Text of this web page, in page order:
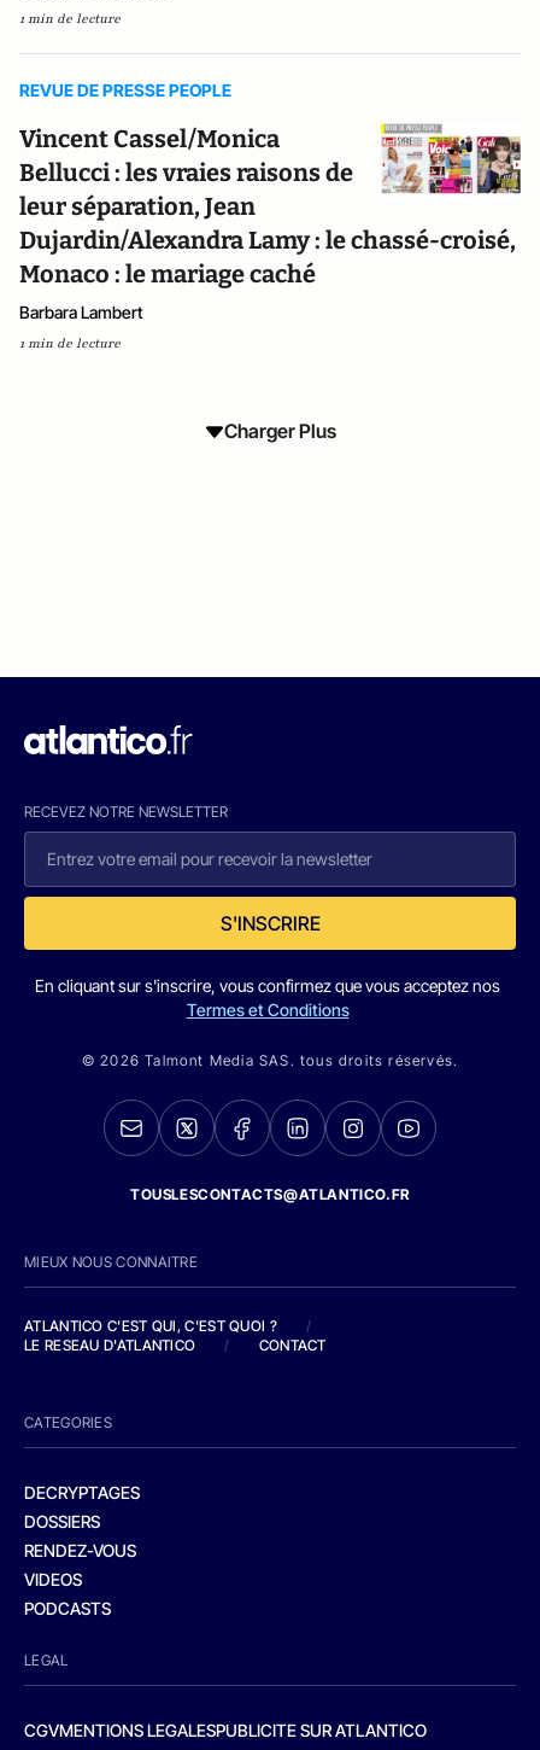
1 min de lecture
REVUE DE PRESSE PEOPLE
Vincent Cassel/Monica
Bellucci : les vraies raisons de
leur séparation, Jean
Dujardin/Alexandra Lamy : le chassé-croisé,
Monaco : le mariage caché
Barbara Lambert
1 min de lecture
Charger Plus
RECEVEZ NOTRE NEWSLETTER
S'INSCRIRE
En cliquant sur s'inscrire, vous confirmez que vous acceptez nos
Termes et Conditions
© 2026 Talmont Media SAS. tous droits réservés.
TOUSLESCONTACTS@ATLANTICO.FR
MIEUX NOUS CONNAITRE
ATLANTICO C'EST QUI, C'EST QUOI ?
/
LE RESEAU D'ATLANTICO
/ CONTACT
CATEGORIES
DECRYPTAGES
DOSSIERS
RENDEZ-VOUS
VIDEOS
PODCASTS
LEGAL
CGVMENTIONS LEGALESPUBLICITE SUR ATLANTICO